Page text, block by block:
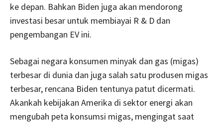
ke depan. Bahkan Biden juga akan mendorong
investasi besar untuk membiayai R & D dan
pengembangan EV ini.
Sebagai negara konsumen minyak dan gas (migas)
terbesar di dunia dan juga salah satu produsen migas
terbesar, rencana Biden tentunya patut dicermati.
Akankah kebijakan Amerika di sektor energi akan
mengubah peta konsumsi migas, mengingat saat